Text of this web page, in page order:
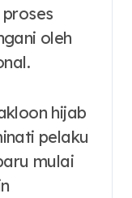
oleh
hijab
pelaku
mulai